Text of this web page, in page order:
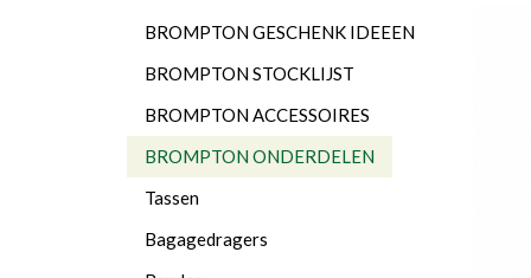
Categorieën
BROMPTON GESCHENK IDEEEN
BROMPTON STOCKLIJST
BROMPTON ACCESSOIRES
BROMPTON ONDERDELEN
Tassen
Bagagedragers